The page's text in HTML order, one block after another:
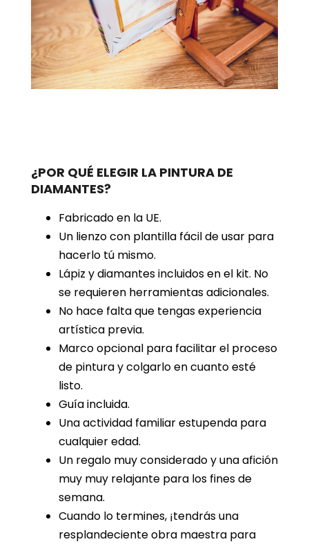
¿POR QUÉ ELEGIR LA PINTURA DE
DIAMANTES?
Fabricado en la UE.
Un lienzo con plantilla fácil de usar para
hacerlo tú mismo.
Lápiz y diamantes incluidos en el kit. No
se requieren herramientas adicionales.
No hace falta que tengas experiencia
artística previa.
Marco opcional para facilitar el proceso
de pintura y colgarlo en cuanto esté
listo.
Guía incluida.
Una actividad familiar estupenda para
cualquier edad.
Un regalo muy considerado y una afición
muy muy relajante para los fines de
semana.
Cuando lo termines, ¡tendrás una
resplandeciente obra maestra para